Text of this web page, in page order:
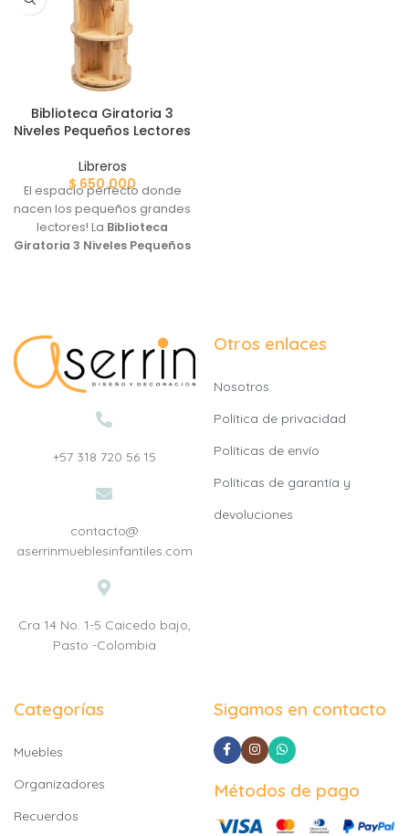
Biblioteca Giratoria 3
Niveles Pequeños Lectores
Libreros
$650.000
El espacio perfecto donde
nacen los pequeños grandes
lectores! La Biblioteca
Giratoria 3 Niveles Pequeños
amor por la lectura de forma
autónoma y divertida.
+57 318 720 56 15
contacto@
aserrinmueblesinfantiles.com
Cra 14 No. 1-5 Caicedo bajo,
Pasto -Colombia
Otros enlaces
Nosotros
Política de privacidad
Políticas de envío
Políticas de garantía y
devoluciones
Categorías
Muebles
Organizadores
Recuerdos
Sigamos en contacto
Métodos de pago